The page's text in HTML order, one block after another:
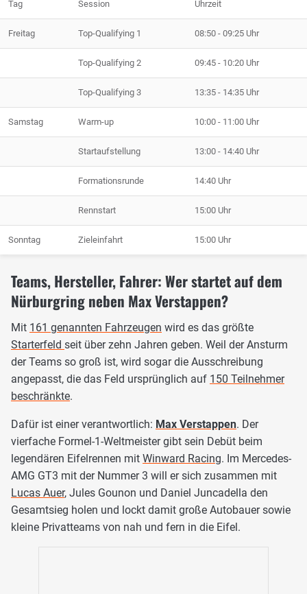
Tag Session Uhrzeit
Freitag Top-Qualifying 1 08:50 - 09:25 Uhr
Top-Qualifying 2 09:45 - 10:20 Uhr
Top-Qualifying 3 13:35 - 14:35 Uhr
Samstag Warm-up 10:00 - 11:00 Uhr
Startaufstellung 13:00 - 14:40 Uhr
Formationsrunde 14:40 Uhr
Rennstart 15:00 Uhr
Sonntag Zieleinfahrt 15:00 Uhr
Teams, Hersteller, Fahrer: Wer startet auf dem
Nürburgring neben Max Verstappen?
Mit 161 genannten Fahrzeugen wird es das größte
Starterfeld seit über zehn Jahren geben. Weil der Ansturm
der Teams so groß ist, wird sogar die Ausschreibung
angepasst, die das Feld ursprünglich auf 150 Teilnehmer
beschränkte.
Dafür ist einer verantwortlich: Max Verstappen. Der
vierfache Formel-1-Weltmeister gibt sein Debüt beim
legendären Eifelrennen mit Winward Racing. Im Mercedes-
AMG GT3 mit der Nummer 3 will er sich zusammen mit
Lucas Auer, Jules Gounon und Daniel Juncadella den
Gesamtsieg holen und lockt damit große Autobauer sowie
kleine Privatteams von nah und fern in die Eifel.